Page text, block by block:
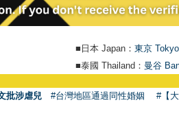
■日本 Japan： 東京 Tokyo
■泰國 Thailand： 曼谷
批涉虐兒 #台灣地區通過同性婚姻 #【